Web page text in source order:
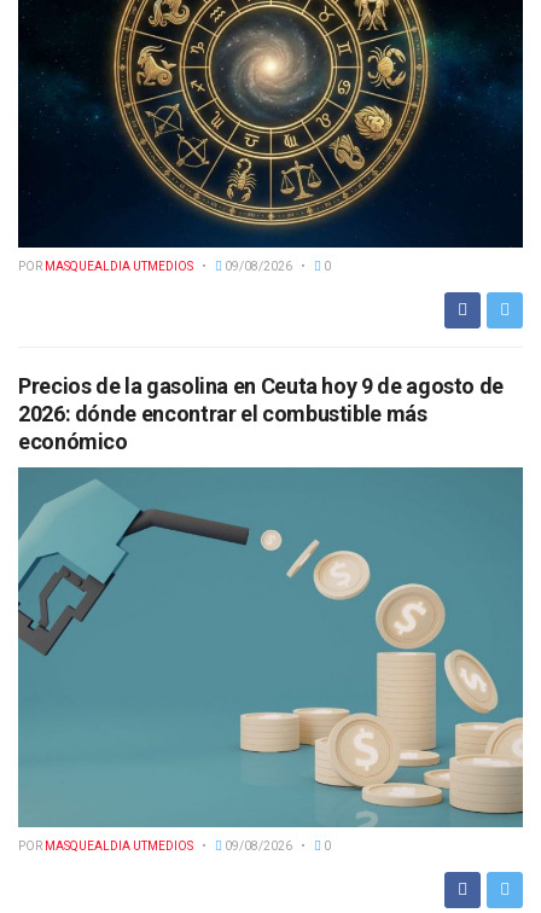
POR MASQUEALDIA UTMEDIOS 09/08/2026 0
Precios de la gasolina en Ceuta hoy 9 de agosto de
2026: dónde encontrar el combustible más
económico
POR MASQUEALDIA UTMEDIOS 09/08/2026 0